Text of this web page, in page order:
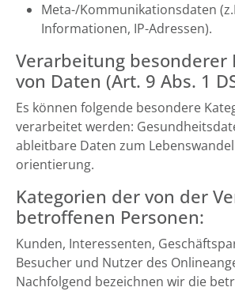
Meta-/Kommunikationsdaten
Informationen, IP-Adressen).
Verarbeitung besonderer
von Daten (Art. 9 Abs. 1
Es können folgende besondere
verarbeitet werden:
ableitbare Daten zum
orientierung.
Kategorien der von der
betroffenen Personen:
Kunden, Interessenten,
Besucher und Nutzer des
Nachfolgend bezeichnen wir die